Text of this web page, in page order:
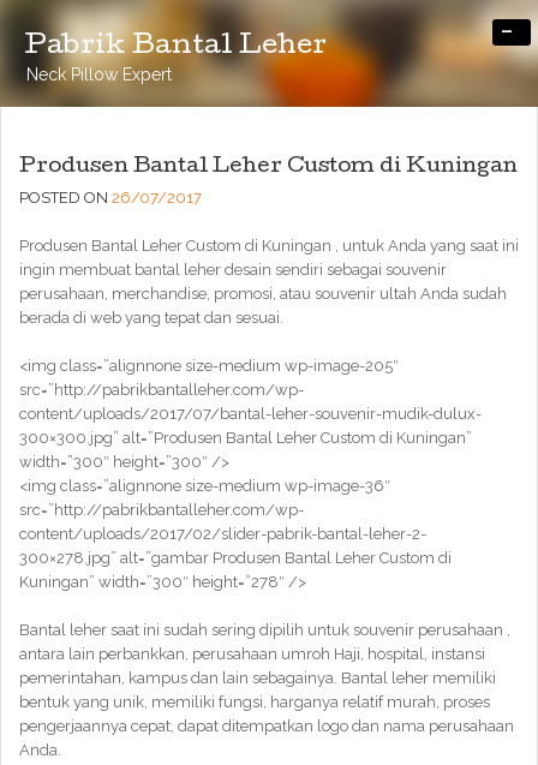
Pabrik Bantal Leher
Neck Pillow Expert
-
Produsen Bantal Leher Custom di Kuningan
POSTED ON 26/07/2017
Produsen Bantal Leher Custom di Kuningan , untuk Anda yang saat ini
ingin membuat bantal leher desain sendiri sebagai souvenir
perusahaan, merchandise, promosi, atau souvenir ultah Anda sudah
berada di web yang tepat dan sesuai.
<img class=”alignnone size-medium wp-image-205″
src=”http://pabrikbantalleher.com/wp-
content/uploads/2017/07/bantal-leher-souvenir-mudik-dulux-
300×300.jpg” alt=”Produsen Bantal Leher Custom di Kuningan”
width=”300″ height=”300″ />
<img class=”alignnone size-medium wp-image-36″
src=”http://pabrikbantalleher.com/wp-
content/uploads/2017/02/slider-pabrik-bantal-leher-2-
300×278.jpg” alt=”gambar Produsen Bantal Leher Custom di
Kuningan” width=”300″ height=”278″ />
Bantal leher saat ini sudah sering dipilih untuk souvenir perusahaan ,
antara lain perbankkan, perusahaan umroh Haji, hospital, instansi
pemerintahan, kampus dan lain sebagainya. Bantal leher memiliki
bentuk yang unik, memiliki fungsi, harganya relatif murah, proses
pengerjaannya cepat, dapat ditempatkan logo dan nama perusahaan
Anda.